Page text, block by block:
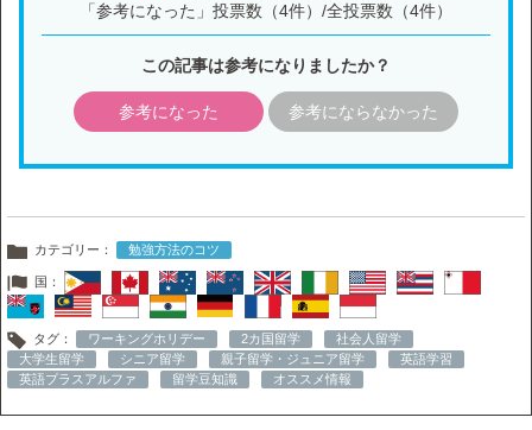
「参考になった」投票数（4件）/全投票数（4件）
この記事は参考になりましたか？
参考になった 参考にならなかった
カテゴリー： 勉強方法のコツ
国：
タグ： ワーキングホリデー 2カ国留学
社会人留学
大学生留学
シニア留学 親子留学・ジュニア留学
英語学習
英語プラスアルファ
留学豆知識 オススメ情報